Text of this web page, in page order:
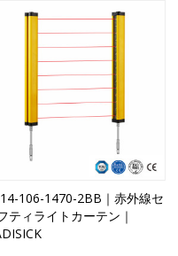
106-1470-2BB｜赤外線セ
ティライトカーテン｜